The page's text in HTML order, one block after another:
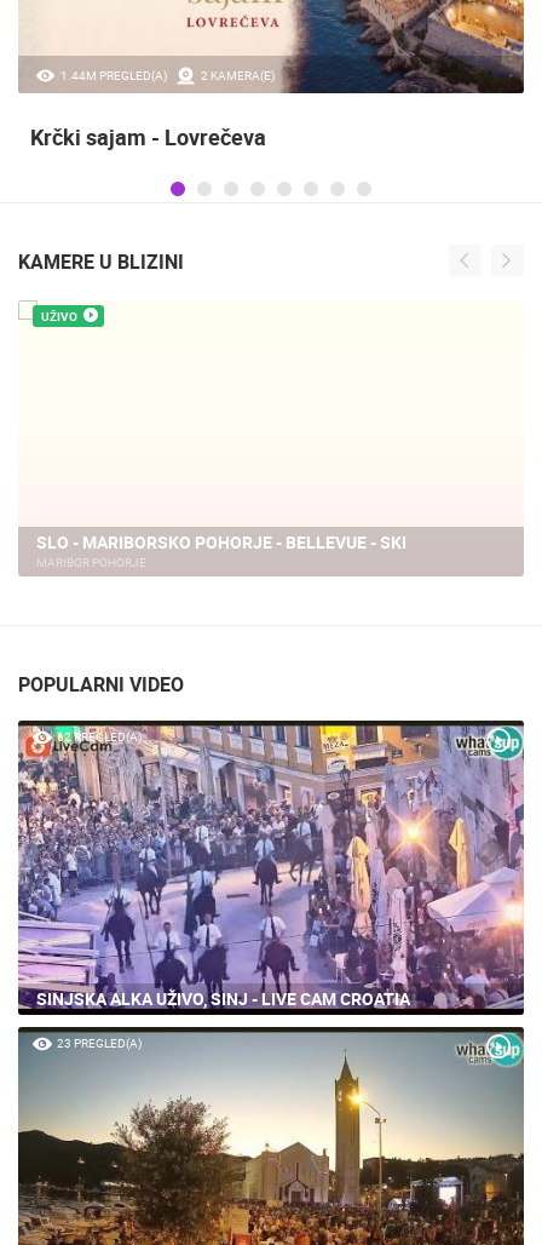
1.44M PREGLED(A) 2 KAMERA(E)
Krčki sajam - Lovrečeva
KAMERE U BLIZINI
UŽIVO
SLO - MARIBORSKO POHORJE - BELLEVUE - SKI
MARIBOR POHORJE
POPULARNI VIDEO
62 PREGLED(A)
SINJSKA ALKA UŽIVO, SINJ - LIVE CAM CROATIA
23 PREGLED(A)